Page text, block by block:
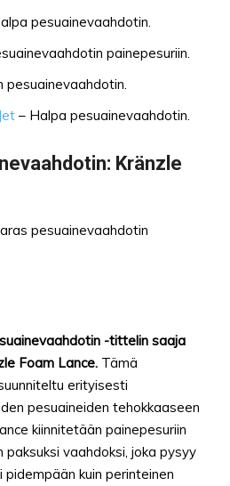
pesuainevaahdotin.
painepesuriin.
pesuainevaahdotin.
– Halpa pesuainevaahdotin.
: Kränzle
-tittelin saaja
Foam Lance. Tämä
erityisesti
pesuaineiden tehokkaaseen
kiinnitetään painepesuriin
vaahdoksi, joka pysyy
kuin perinteinen